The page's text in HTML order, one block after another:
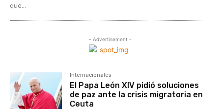
que...
- Advertisement -
Internacionales
El Papa León XIV pidió soluciones
de paz ante la crisis migratoria en
Ceuta